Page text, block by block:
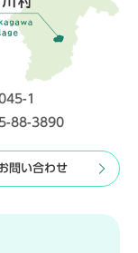
1
88-3890
問い合わせ